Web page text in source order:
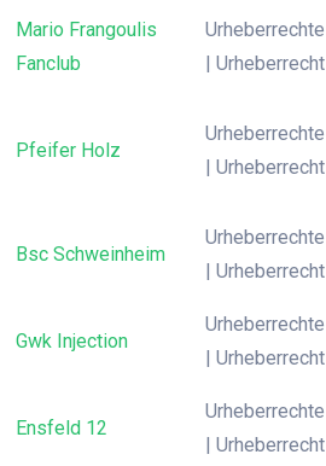
Mario Frangoulis
Fanclub
Urheberrechte
| Urheberrecht
Pfeifer Holz
Urheberrechte
| Urheberrecht
Bsc Schweinheim
Urheberrechte
| Urheberrecht
Gwk Injection
Urheberrechte
| Urheberrecht
Ensfeld 12
Urheberrechte
| Urheberrecht